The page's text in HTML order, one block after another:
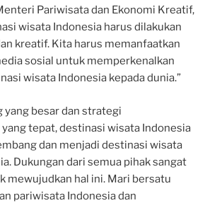
Pariwisata dan Ekonomi Kreatif,
wisata Indonesia harus dilakukan
kreatif. Kita harus memanfaatkan
sosial untuk memperkenalkan
wisata Indonesia kepada dunia.”
yang besar dan strategi
tepat, destinasi wisata Indonesia
dan menjadi destinasi wisata
Dukungan dari semua pihak sangat
mewujudkan hal ini. Mari bersatu
pariwisata Indonesia dan